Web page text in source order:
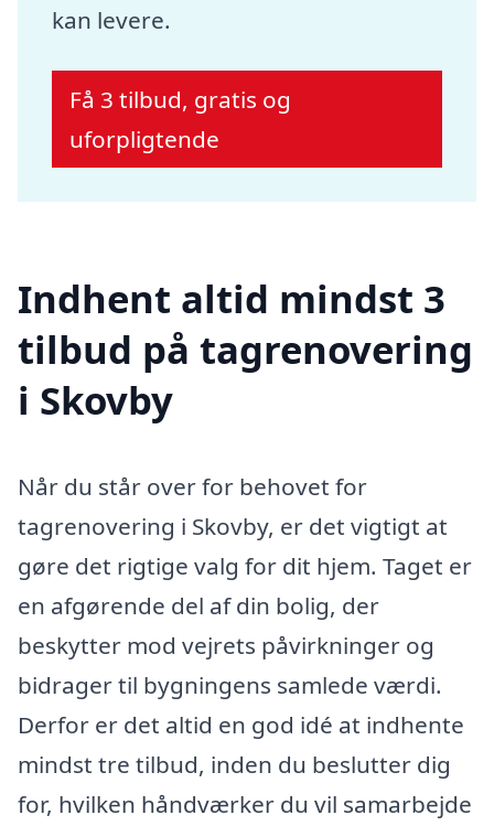
kan levere.
Få 3 tilbud, gratis og
uforpligtende
Indhent altid mindst 3
tilbud på tagrenovering
i Skovby
Når du står over for behovet for
tagrenovering i Skovby, er det vigtigt at
gøre det rigtige valg for dit hjem. Taget er
en afgørende del af din bolig, der
beskytter mod vejrets påvirkninger og
bidrager til bygningens samlede værdi.
Derfor er det altid en god idé at indhente
mindst tre tilbud, inden du beslutter dig
for, hvilken håndværker du vil samarbejde